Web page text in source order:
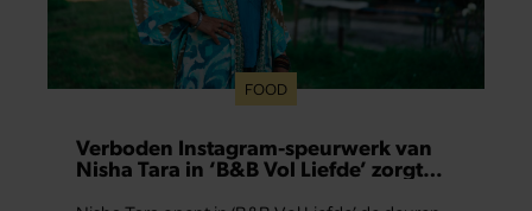
FOOD
Verboden Instagram-speurwerk van
Nisha Tara in ‘B&B Vol Liefde’ zorgt